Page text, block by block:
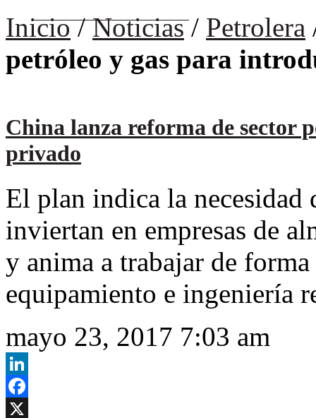
Inicio/Noticias/ Petrolera
petróleo y gas para
China lanza reforma de sector
privado
El plan indica la necesidad
inviertan en empresas de
y anima a trabajar de
equipamiento e ingeniería
mayo 23, 2017 7:03 am
LinkedIn
Facebook